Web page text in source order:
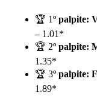
🏆 1º palpite:
– 1.01*
🏆 2º palpite:
1.35*
🏆 3º palpite:
1.89*